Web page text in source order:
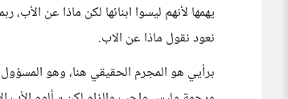
يهمها لأنهم ليسوا ابنائها لكن ماذا عن
نعود نقول ماذا عن الاب.
برأيي هو المجرم الحقيقي هنا، وهو